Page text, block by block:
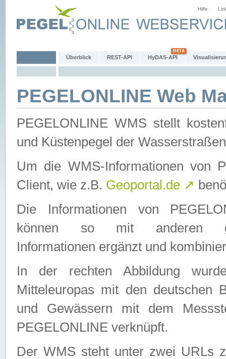
Hilfe
Überblick REST-API HyDAS-API
PEGELONLINE Web
PEGELONLINE WMS stellt
und Küstenpegel der
Um die WMS-Informationen von
Client, wie z.B. Geoportal.de ↗
Die Informationen von
können so mit anderen
Informationen ergänzt und
In der rechten Abbildung
Mitteleuropas mit den deutschen
und Gewässern mit dem
PEGELONLINE verknüpft.
Der WMS steht unter zwei URLs